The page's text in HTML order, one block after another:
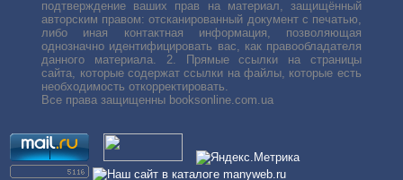
подтверждение ваших прав на материал, защищённый
авторским правом: отсканированный документ с печатью,
либо иная контактная информация, позволяющая
однозначно идентифицировать вас, как правообладателя
данного материала. 2. Прямые ссылки на страницы
сайта, которые содержат ссылки на файлы, которые есть
необходимость откорректировать.
Все права защищенны booksonline.com.ua